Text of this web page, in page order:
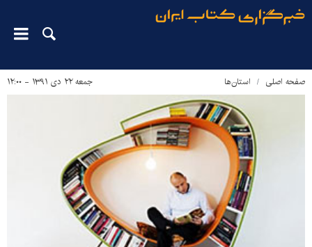
صفحه اصلی استان‌ها جمعه ۲۲ دی ۱۳۹۱ - ۱۲:۰۰